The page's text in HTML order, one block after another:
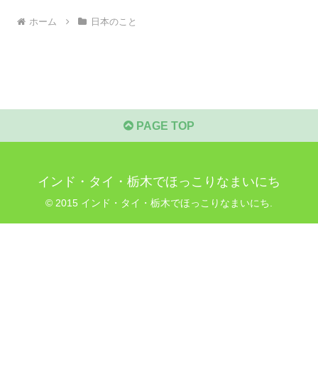
ホーム 日本のこと
PAGE TOP
インド・タイ・栃木でほっこりなまいにち
© 2015 インド・タイ・栃木でほっこりなまいにち.